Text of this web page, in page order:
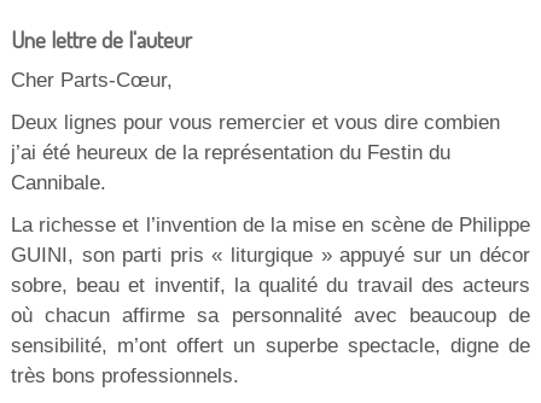
Une lettre de l'auteur
Cher Parts-Cœur,
Deux lignes pour vous remercier et vous dire combien
j’ai été heureux de la représentation du Festin du
Cannibale.
La richesse et l’invention de la mise en scène de Philippe
GUINI, son parti pris « liturgique » appuyé sur un décor
sobre, beau et inventif, la qualité du travail des acteurs
où chacun affirme sa personnalité avec beaucoup de
sensibilité, m’ont offert un superbe spectacle, digne de
très bons professionnels.